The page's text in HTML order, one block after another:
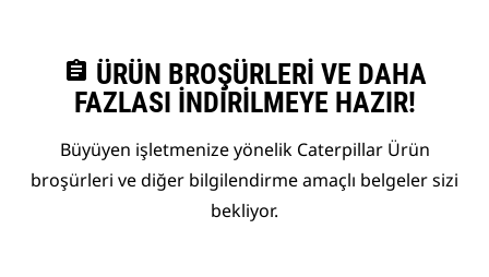
assignment ÜRÜN BROŞÜRLERI VE DAHA
FAZLASI İNDIRILMEYE HAZIR!
Büyüyen işletmenize yönelik Caterpillar Ürün
broşürleri ve diğer bilgilendirme amaçlı belgeler sizi
bekliyor.